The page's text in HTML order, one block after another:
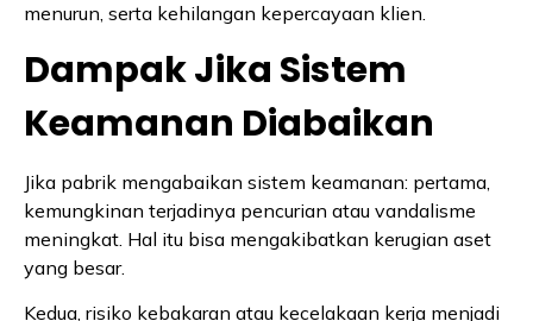
menurun, serta kehilangan kepercayaan klien.
Dampak Jika Sistem
Keamanan Diabaikan
Jika pabrik mengabaikan sistem keamanan: pertama,
kemungkinan terjadinya pencurian atau vandalisme
meningkat. Hal itu bisa mengakibatkan kerugian aset
yang besar.
Kedua, risiko kebakaran atau kecelakaan kerja menjadi